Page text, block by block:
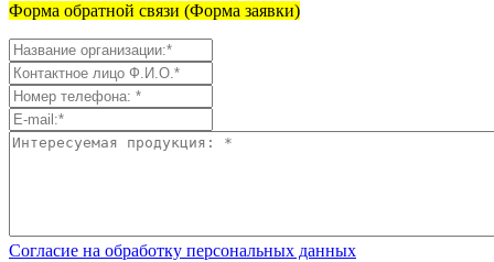
Форма обратной связи (Форма заявки)
Согласие на обработку персональных данных